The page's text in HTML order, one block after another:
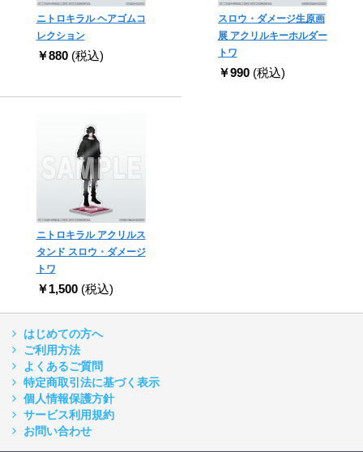
ニトロキラル ヘアゴムコ
レクション
￥880 (税込)
スロウ・ダメージ生原画
展 アクリルキーホルダー
トワ
￥990 (税込)
ニトロキラル アクリルス
タンド スロウ・ダメージ
トワ
￥1,500 (税込)
はじめての方へ
ご利用方法
よくあるご質問
特定商取引法に基づく表示
個人情報保護方針
サービス利用規約
お問い合わせ